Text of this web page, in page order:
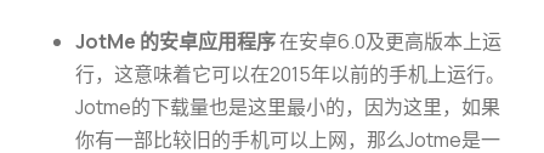
JotMe 的安卓应用程序在安卓6.0及更高版本上运
行，这意味着它可以在2015年以前的手机上运行。
Jotme的下载量也是这里最小的，因为这里，如果
你有一部比较旧的手机可以上网，那么Jotme是一